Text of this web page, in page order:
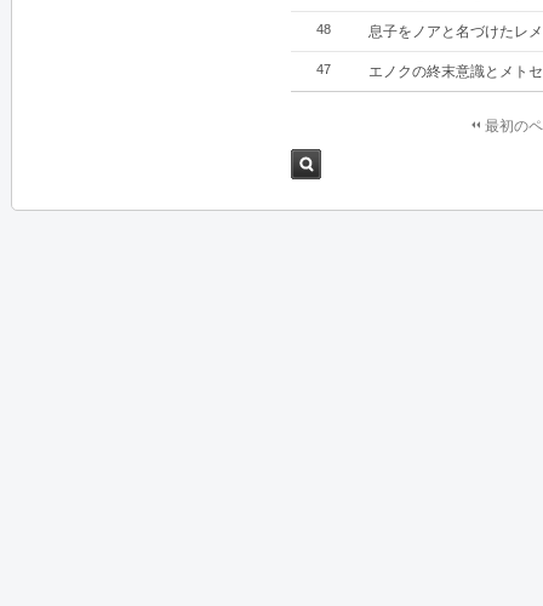
48 息子をノアと名づけたレ
47 エノクの終末意識とメト
最初の